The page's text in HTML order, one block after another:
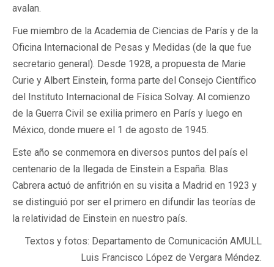
avalan.
Fue miembro de la Academia de Ciencias de París y de la
Oficina Internacional de Pesas y Medidas (de la que fue
secretario general). Desde 1928, a propuesta de Marie
Curie y Albert Einstein, forma parte del Consejo Científico
del Instituto Internacional de Física Solvay. Al comienzo
de la Guerra Civil se exilia primero en París y luego en
México, donde muere el 1 de agosto de 1945.
Este año se conmemora en diversos puntos del país el
centenario de la llegada de Einstein a España. Blas
Cabrera actuó de anfitrión en su visita a Madrid en 1923 y
se distinguió por ser el primero en difundir las teorías de
la relatividad de Einstein en nuestro país.
Textos y fotos: Departamento de Comunicación AMULL
Luis Francisco López de Vergara Méndez.